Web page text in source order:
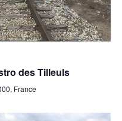
des Tilleuls
France